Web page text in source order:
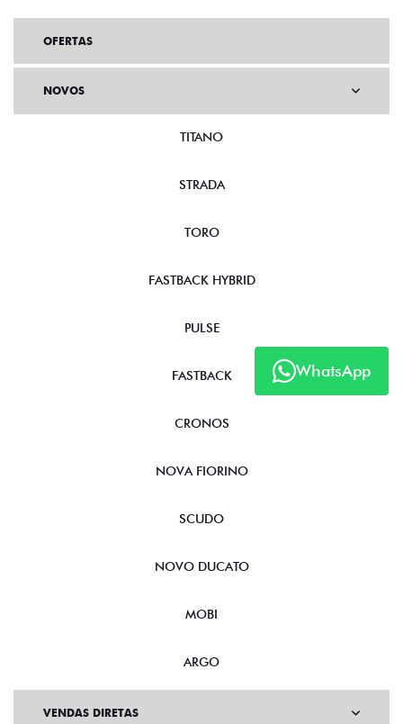
WhatsApp
OFERTAS
TITANO
STRADA
TORO
FASTBACK HYBRID
PULSE
FASTBACK
CRONOS
NOVA FIORINO
SCUDO
NOVO DUCATO
MOBI